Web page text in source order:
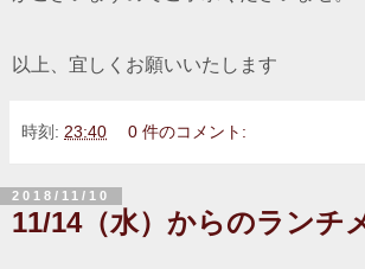
以上、宜しくお願いいたします
時刻: 23:40 0 件のコメント:
2018/11/10
11/14（水）からのランチ